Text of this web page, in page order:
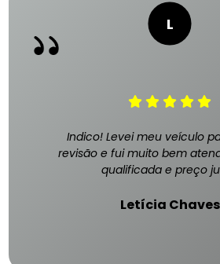
Indico! Levei meu veículo
revisão e fui muito bem
qualificada e preço
Letícia Chaves